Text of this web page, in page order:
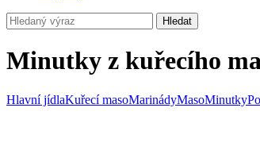
Hledat
Minutky z kuřecího
Hlavní jídlaKuřecí masoMarinádyMasoMinutky